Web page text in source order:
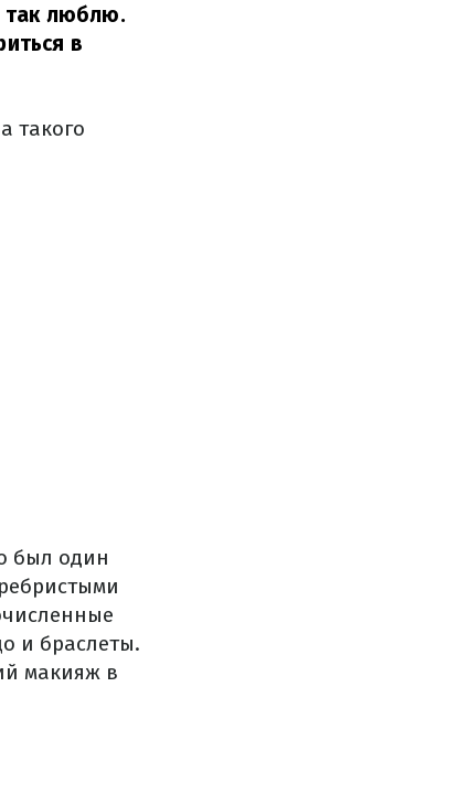
так люблю.
в
такого
был один
и браслеты.
макияж в